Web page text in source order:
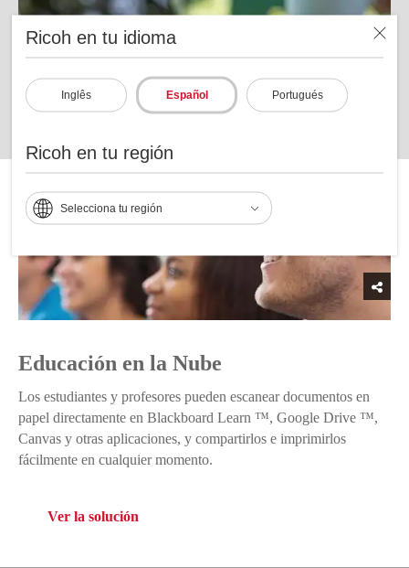
Ricoh en tu idioma
Inglês Español Portugués
Ricoh en tu región
Selecciona tu región
Educación en la Nube
Los estudiantes y profesores pueden escanear documentos en
papel directamente en Blackboard Learn ™, Google Drive ™,
Canvas y otras aplicaciones, y compartirlos e imprimirlos
fácilmente en cualquier momento.
Ver la solución